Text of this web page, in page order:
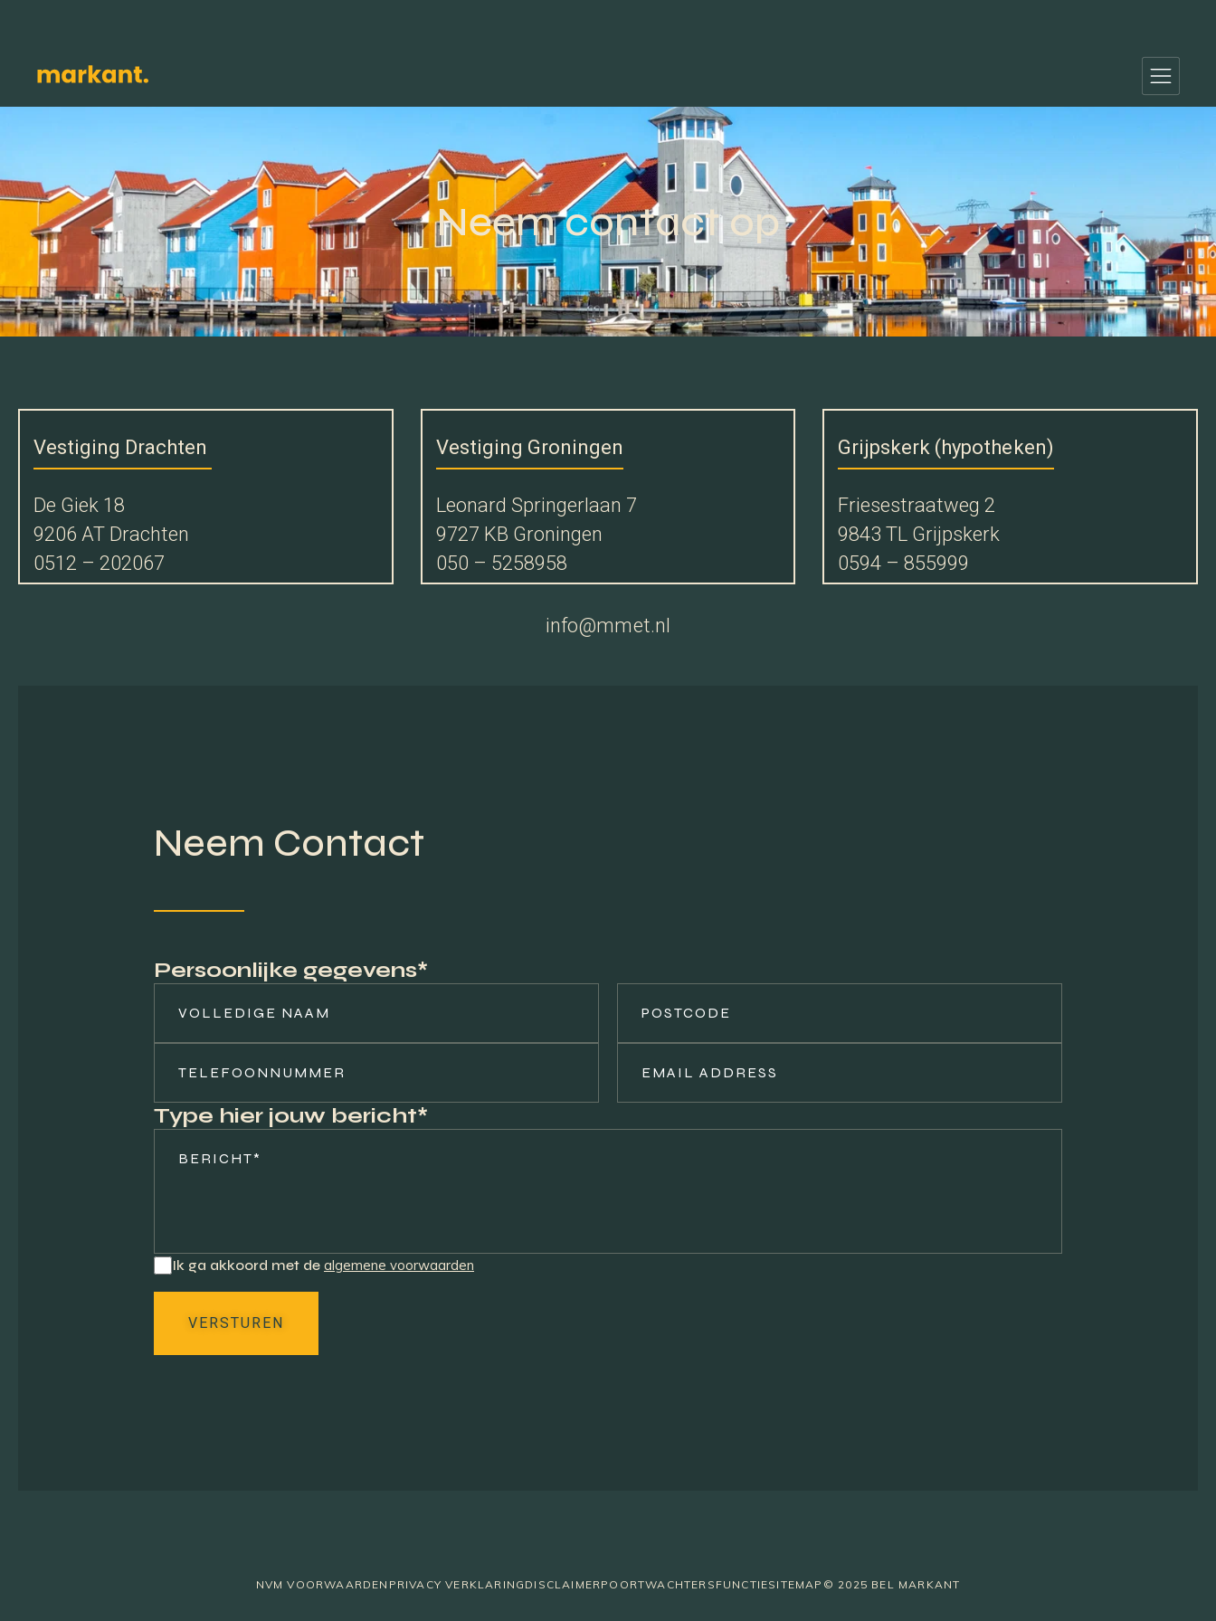
Neem contact op
Vestiging Drachten
De Giek 18
9206 AT Drachten
0512 – 202067
Vestiging Groningen
Leonard Springerlaan 7
9727 KB Groningen
050 – 5258958
Grijpskerk (hypotheken)
Friesestraatweg 2
9843 TL Grijpskerk
0594 – 855999
info@mmet.nl
Neem Contact
Persoonlijke gegevens*
Type hier jouw bericht*
Ik ga akkoord met de algemene voorwaarden
VERSTUREN
NVM VOORWAARDEN PRIVACY VERKLARING DISCLAIMERPOORTWACHTERSFUNCTIESITEMAP © 2025 BEL MARKANT